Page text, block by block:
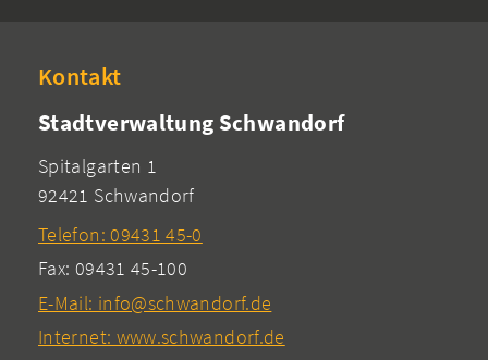
Kontakt
Stadtverwaltung Schwandorf
Spitalgarten 1
92421 Schwandorf
Telefon: 09431 45-0
Fax: 09431 45-100
E-Mail: info@schwandorf.de
Internet: www.schwandorf.de